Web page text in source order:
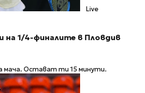
Live
на 1/4-финалите в Пловдив
мача. Остават ти 15 минути.